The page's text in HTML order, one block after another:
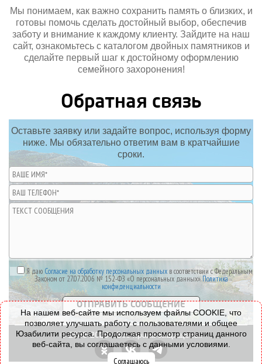
Мы понимаем, как важно сохранить память о близких, и
готовы помочь сделать достойный выбор, обеспечив
заботу и внимание к каждому клиенту. Зайдите на наш
сайт, ознакомьтесь с каталогом двойных памятников и
сделайте первый шаг к достойному оформлению
семейного захоронения!
Обратная связь
Оставьте заявку или задайте вопрос, используя форму
ниже. Мы обязательно ответим вам в кратчайшие
сроки.
Я даю Согласие на обработку персональных данныхв соответствии с Федеральным
Законом от 27.07.2006 № 152-ФЗ «О персональных данных».Политика
конфиденциальности
© 2008-2026 - Все права защищены.
На нашем веб-сайте мы используем файлы COOKIE, что
позволяет улучшать работу с пользователями и общее
Юзабилити ресурса. Продолжая просмотр страниц данного
веб-сайта, вы соглашаетесь с данными условиями.
Соглашаюсь